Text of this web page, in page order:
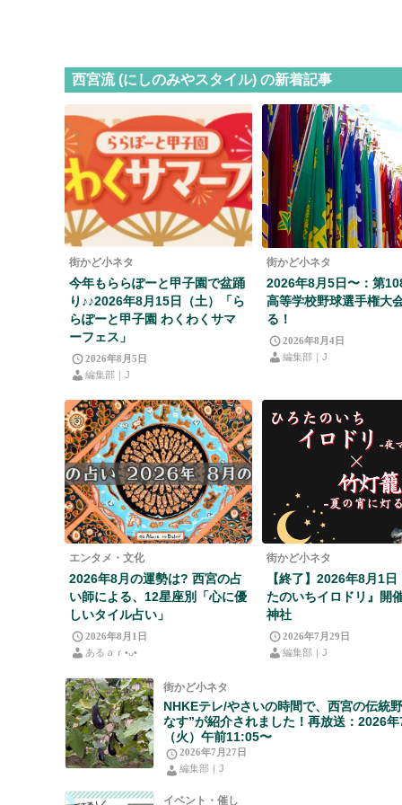
西宮流 (にしのみやスタイル) の新着記事
街かど小ネタ
今年もららぽーと甲子園で盆踊
り♪♪2026年8月15日（土）「ら
らぽーと甲子園 わくわくサマ
ーフェス」
2026年8月5日
編集部｜J
街かど小ネタ
2026年8月5日〜：第
高等学校野球選手権大
る！
2026年8月4日
編集部｜J
エンタメ・文化
2026年8月の運勢は? 西宮の占
い師による、12星座別「心に優
しいタイル占い」
2026年8月1日
あるａｒ•⁠ᴗ⁠•⁠
街かど小ネタ
【終了】2026年8月1日
たのいちイロドリ』開
神社
2026年7月29日
編集部｜J
街かど小ネタ
NHKEテレ/やさいの時間で、西宮の伝統
なす”が紹介されました！再放送：2026年
（火）午前11:05〜
2026年7月27日
編集部｜J
イベント・催し